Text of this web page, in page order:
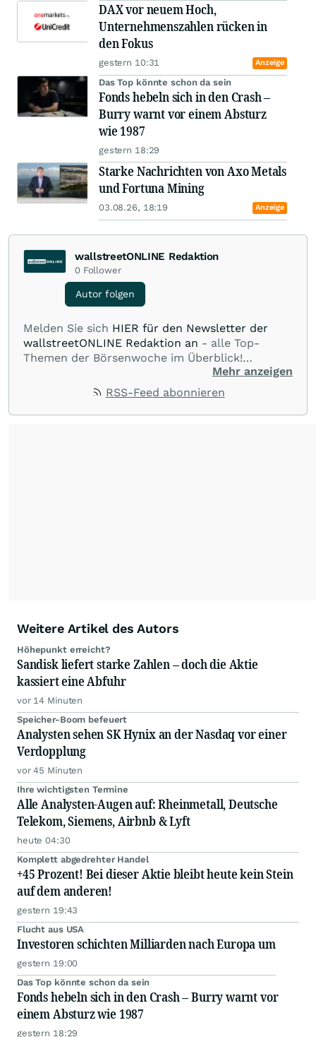
DAX vor neuem Hoch,
Unternehmenszahlen rücken in
den Fokus
gestern 10:31 Anzeige
Das Top könnte schon da sein
Fonds hebeln sich in den Crash –
Burry warnt vor einem Absturz
wie 1987
gestern 18:29
Starke Nachrichten von Axo Metals
und Fortuna Mining
03.08.26, 18:19 Anzeige
wallstreetONLINE Redaktion
0 Follower
Autor folgen
Melden Sie sich HIER für den Newsletter der
wallstreetONLINE Redaktion an - alle Top-
Themen der Börsenwoche im Überblick!
Verpassen Sie kein wichtiges Anleger-Thema!Für
Beiträge auf diesem journalistischen Channel ist
Redaktion verantwortlich. Die Fachjournalisten
Mehr anzeigen
RSS-Feed abonnieren
Weitere Artikel des Autors
Höhepunkt erreicht?
Sandisk liefert starke Zahlen – doch die Aktie
kassiert eine Abfuhr
vor 14 Minuten
Speicher-Boom befeuert
Analysten sehen SK Hynix an der Nasdaq vor einer
Verdopplung
vor 45 Minuten
Ihre wichtigsten Termine
Alle Analysten-Augen auf: Rheinmetall, Deutsche
Telekom, Siemens, Airbnb & Lyft
heute 04:30
Komplett abgedrehter Handel
+45 Prozent! Bei dieser Aktie bleibt heute kein Stein
auf dem anderen!
gestern 19:43
Flucht aus USA
Investoren schichten Milliarden nach Europa um
gestern 19:00
Das Top könnte schon da sein
Fonds hebeln sich in den Crash – Burry warnt vor
einem Absturz wie 1987
gestern 18:29